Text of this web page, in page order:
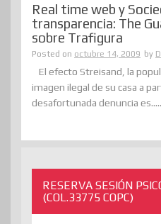
Real time web y
transparencia: The
sobre Trafigura
Posted on octubre 14, 2009 by
El efecto Streisand, la
imagen ilegal de su casa a
desafortunada denuncia
RESERVA SESIÓN
(COL.33775 COPC)